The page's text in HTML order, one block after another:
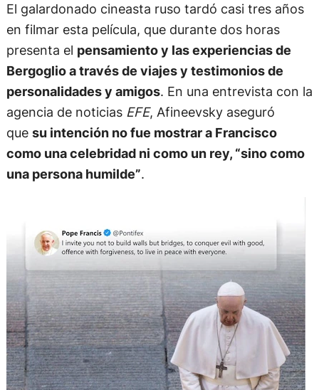
El galardonado cineasta ruso tardó casi tres años
en filmar esta película, que durante dos horas
presenta el pensamiento y las experiencias de
Bergoglio a través de viajes y testimonios de
personalidades y amigos. En una entrevista con la
agencia de noticias EFE, Afineevsky aseguró
que su intención no fue mostrar a Francisco
como una celebridad ni como un rey, “sino como
una persona humilde”.